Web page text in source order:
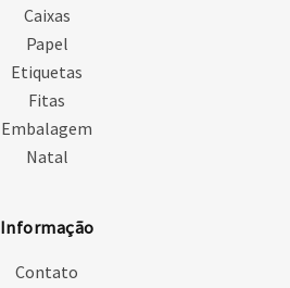
Caixas
Papel
Etiquetas
Fitas
Embalagem
Natal
Informação
Contato